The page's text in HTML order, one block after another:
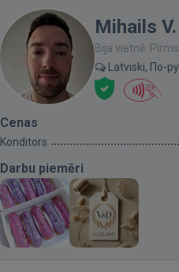
Mihails V.
Bija vietnē:
Latviski, По-
Cenas
Konditors
Darbu piemēri